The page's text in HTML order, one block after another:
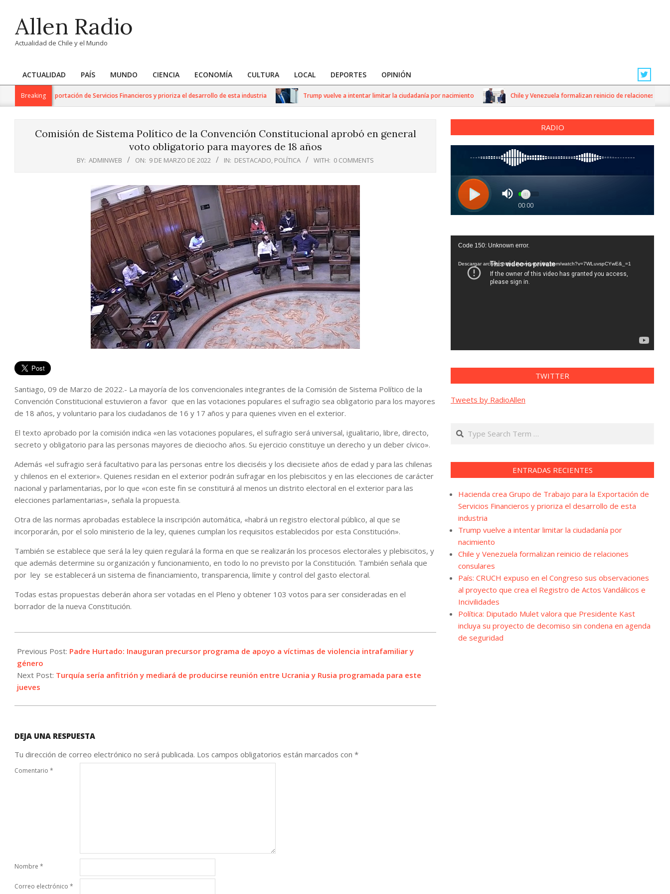
contentAllen Radio
Actualidad de Chile y el Mundo
Primary
Navigation
ACTUALIDAD PAÍS MUNDO CIENCIA ECONOMÍA CULTURA LOCAL DEPORTES OPINIÓN
Breaking
para la Exportación de Servicios Financieros y prioriza el desarrollo de esta industria Trump vuelve a intentar limitar la ciudadanía por nacimiento Chile y Venezuela formalizan reinicio de relaciones
Comisión de Sistema Político de la Convención Constitucional aprobó en general
voto obligatorio para mayores de 18 años
BY: ADMINWEB ON: 9 DE MARZO DE 2022 IN: DESTACADO, POLÍTICA WITH: 0 COMMENTS
Santiago, 09 de Marzo de 2022.- La mayoría de los convencionales integrantes de la Comisión de Sistema Político de la
Convención Constitucional estuvieron a favor que en las votaciones populares el sufragio sea obligatorio para los mayores
de 18 años, y voluntario para los ciudadanos de 16 y 17 años y para quienes viven en el exterior.
El texto aprobado por la comisión indica «en las votaciones populares, el sufragio será universal, igualitario, libre, directo,
secreto y obligatorio para las personas mayores de dieciocho años. Su ejercicio constituye un derecho y un deber cívico».
Además «el sufragio será facultativo para las personas entre los dieciséis y los diecisiete años de edad y para las chilenas
y chilenos en el exterior». Quienes residan en el exterior podrán sufragar en los plebiscitos y en las elecciones de carácter
nacional y parlamentarias, por lo que «con este fin se constituirá al menos un distrito electoral en el exterior para las
elecciones parlamentarias», señala la propuesta.
Otra de las normas aprobadas establece la inscripción automática, «habrá un registro electoral público, al que se
incorporarán, por el solo ministerio de la ley, quienes cumplan los requisitos establecidos por esta Constitución».
También se establece que será la ley quien regulará la forma en que se realizarán los procesos electorales y plebiscitos, y
que además determine su organización y funcionamiento, en todo lo no previsto por la Constitución. También señala que
por ley se establecerá un sistema de financiamiento, transparencia, límite y control del gasto electoral.
Todas estas propuestas deberán ahora ser votadas en el Pleno y obtener 103 votos para ser consideradas en el
borrador de la nueva Constitución.
03-
09
Previous Post: Padre Hurtado: Inauguran precursor programa de apoyo a víctimas de violencia intrafamiliar y
género
Next Post: Turquía sería anfitrión y mediará de producirse reunión entre Ucrania y Rusia programada para este
jueves
DEJA UNA RESPUESTA
Tu dirección de correo electrónico no será publicada. Los campos obligatorios están marcados con *
Comentario *
Nombre *
Correo electrónico *
RADIO
Reproductor
vídeo
Code 150: Unknown error.
Descargar archivo: https://www.youtube.com/watch?v=7WLuvspCYwE&_=1
TWITTER
Tweets by RadioAllen
Search
ENTRADAS RECIENTES
Hacienda crea Grupo de Trabajo para la Exportación de
Servicios Financieros y prioriza el desarrollo de esta
industria
Trump vuelve a intentar limitar la ciudadanía por
nacimiento
Chile y Venezuela formalizan reinicio de relaciones
consulares
País: CRUCH expuso en el Congreso sus observaciones
al proyecto que crea el Registro de Actos Vandálicos e
Incivilidades
Política: Diputado Mulet valora que Presidente Kast
incluya su proyecto de decomiso sin condena en agenda
de seguridad